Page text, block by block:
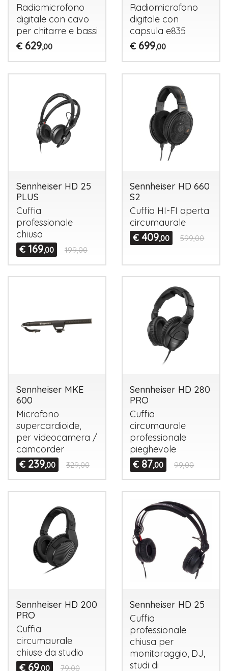
Radiomicrofono
digitale con cavo
per chitarre e bassi
€ 629,00
Radiomicrofono
digitale con
capsula e835
€ 699,00
Sennheiser HD 25
PLUS
Cuffia
professionale
chiusa
€ 169,00 199,00
Sennheiser HD 660
S2
Cuffia HI-FI aperta
circumaurale
€ 409,00 599,00
Sennheiser MKE
600
Microfono
supercardioide,
per videocamera /
camcorder
€ 239,00 329,00
Sennheiser HD 280
PRO
Cuffia
circumaurale
professionale
pieghevole
€ 87,00 99,00
Sennheiser HD 200
PRO
Cuffia
circumaurale
chiuse da studio
€ 69,00 79,00
Sennheiser HD 25
Cuffia
professionale
chiusa per
monitoraggio, DJ,
studi di